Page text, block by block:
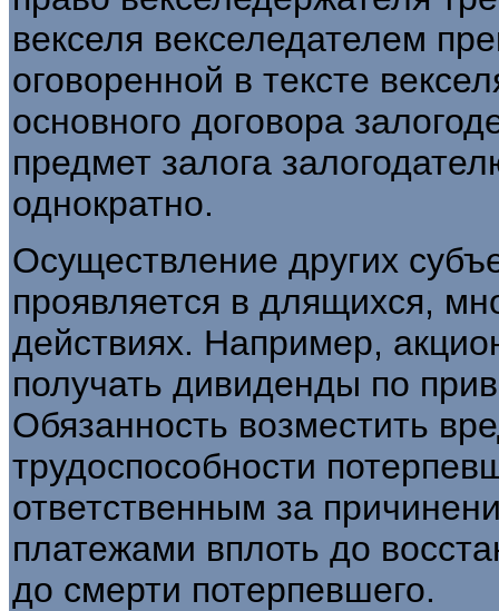
векселя векселедателем
оговоренной в тексте
основного договора
предмет залога
однократно.
Осуществление других
проявляется в длящихся,
действиях. Например,
получать дивиденды по
Обязанность возместить
трудоспособности
ответственным за
платежами вплоть до
до смерти потерпевшего.